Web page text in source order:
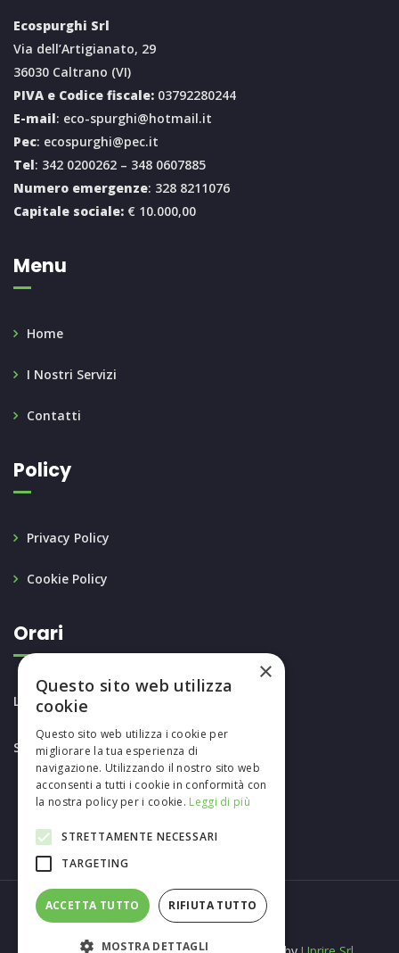
Ecospurghi Srl
Via dell’Artigianato, 29
36030 Caltrano (VI)
PIVA e Codice fiscale: 03792280244
E-mail: eco-spurghi@hotmail.it
Pec: ecospurghi@pec.it
Tel: 342 0200262 – 348 0607885
Numero emergenze: 328 8211076
Capitale sociale: € 10.000,00
Menu
Home
I Nostri Servizi
Contatti
Policy
Privacy Policy
Cookie Policy
Orari
LUN-VEN: 8.30 - 18.30
SAB: 8.30 - 12.30
×
Questo sito web utilizza
cookie
Questo sito web utilizza i cookie per
migliorare la tua esperienza di
navigazione. Utilizzando il nostro sito web
acconsenti a tutti i cookie in conformità con
la nostra policy per i cookie. Leggi di più
STRETTAMENTE NECESSARI
TARGETING
ACCETTA TUTTO RIFIUTA TUTTO
MOSTRA DETTAGLI